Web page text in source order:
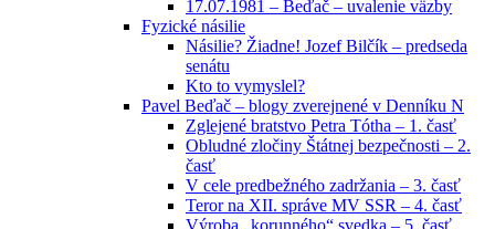
17.07.1981 – Beďač – uvalenie väzby
Fyzické násilie
Násilie? Žiadne! Jozef Bilčík – predseda
senátu
Kto to vymyslel?
Pavel Beďač – blogy zverejnené v Denníku N
Zglejené bratstvo Petra Tótha – 1. časť
Obludné zločiny Štátnej bezpečnosti – 2.
časť
V cele predbežného zadržania – 3. časť
Teror na XII. správe MV SSR – 4. časť
Výroba „korunného“ svedka – 5. časť